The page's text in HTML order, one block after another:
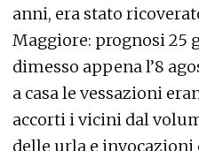
anni, era stato
Maggiore: prognosi 25
dimesso appena l’8
a casa le vessazioni
accorti i vicini dal
delle urla e invocazioni